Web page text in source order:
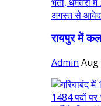
रायपुर में
Admin Aug